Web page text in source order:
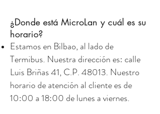
¿Donde está MicroLan y cuál es su
horario?
Estamos en Bilbao, al lado de
Termibus. Nuestra dirección es: calle
Luis Briñas 41, C.P. 48013. Nuestro
horario de atención al cliente es de
10:00 a 18:00 de lunes a viernes.